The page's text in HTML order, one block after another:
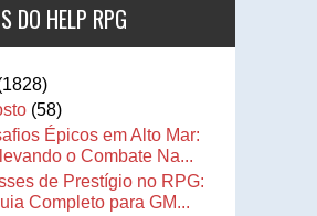
DO HELP RPG
(58)
Épicos em Alto Mar:
o Combate Na...
de Prestígio no RPG:
Completo para GM...